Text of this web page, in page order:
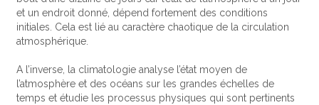
et un endroit donné, dépend fortement des conditions
initiales. Cela est lié au caractère chaotique de la circulation
atmosphérique.
A l’inverse, la climatologie analyse l’état moyen de
l’atmosphère et des océans sur les grandes échelles de
temps et étudie les processus physiques qui sont pertinents